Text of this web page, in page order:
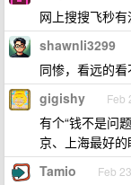
网上搜搜飞秒
shawnli3299
同惨，看远的
gigishy Feb
有个“钱不是问
京、上海最好的
Tamio Feb 23